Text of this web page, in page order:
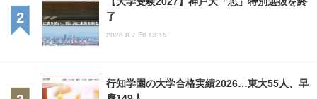
了
2026.8.7 Fri 13:15
行知学園の大学合格実績2026…東大55人、早